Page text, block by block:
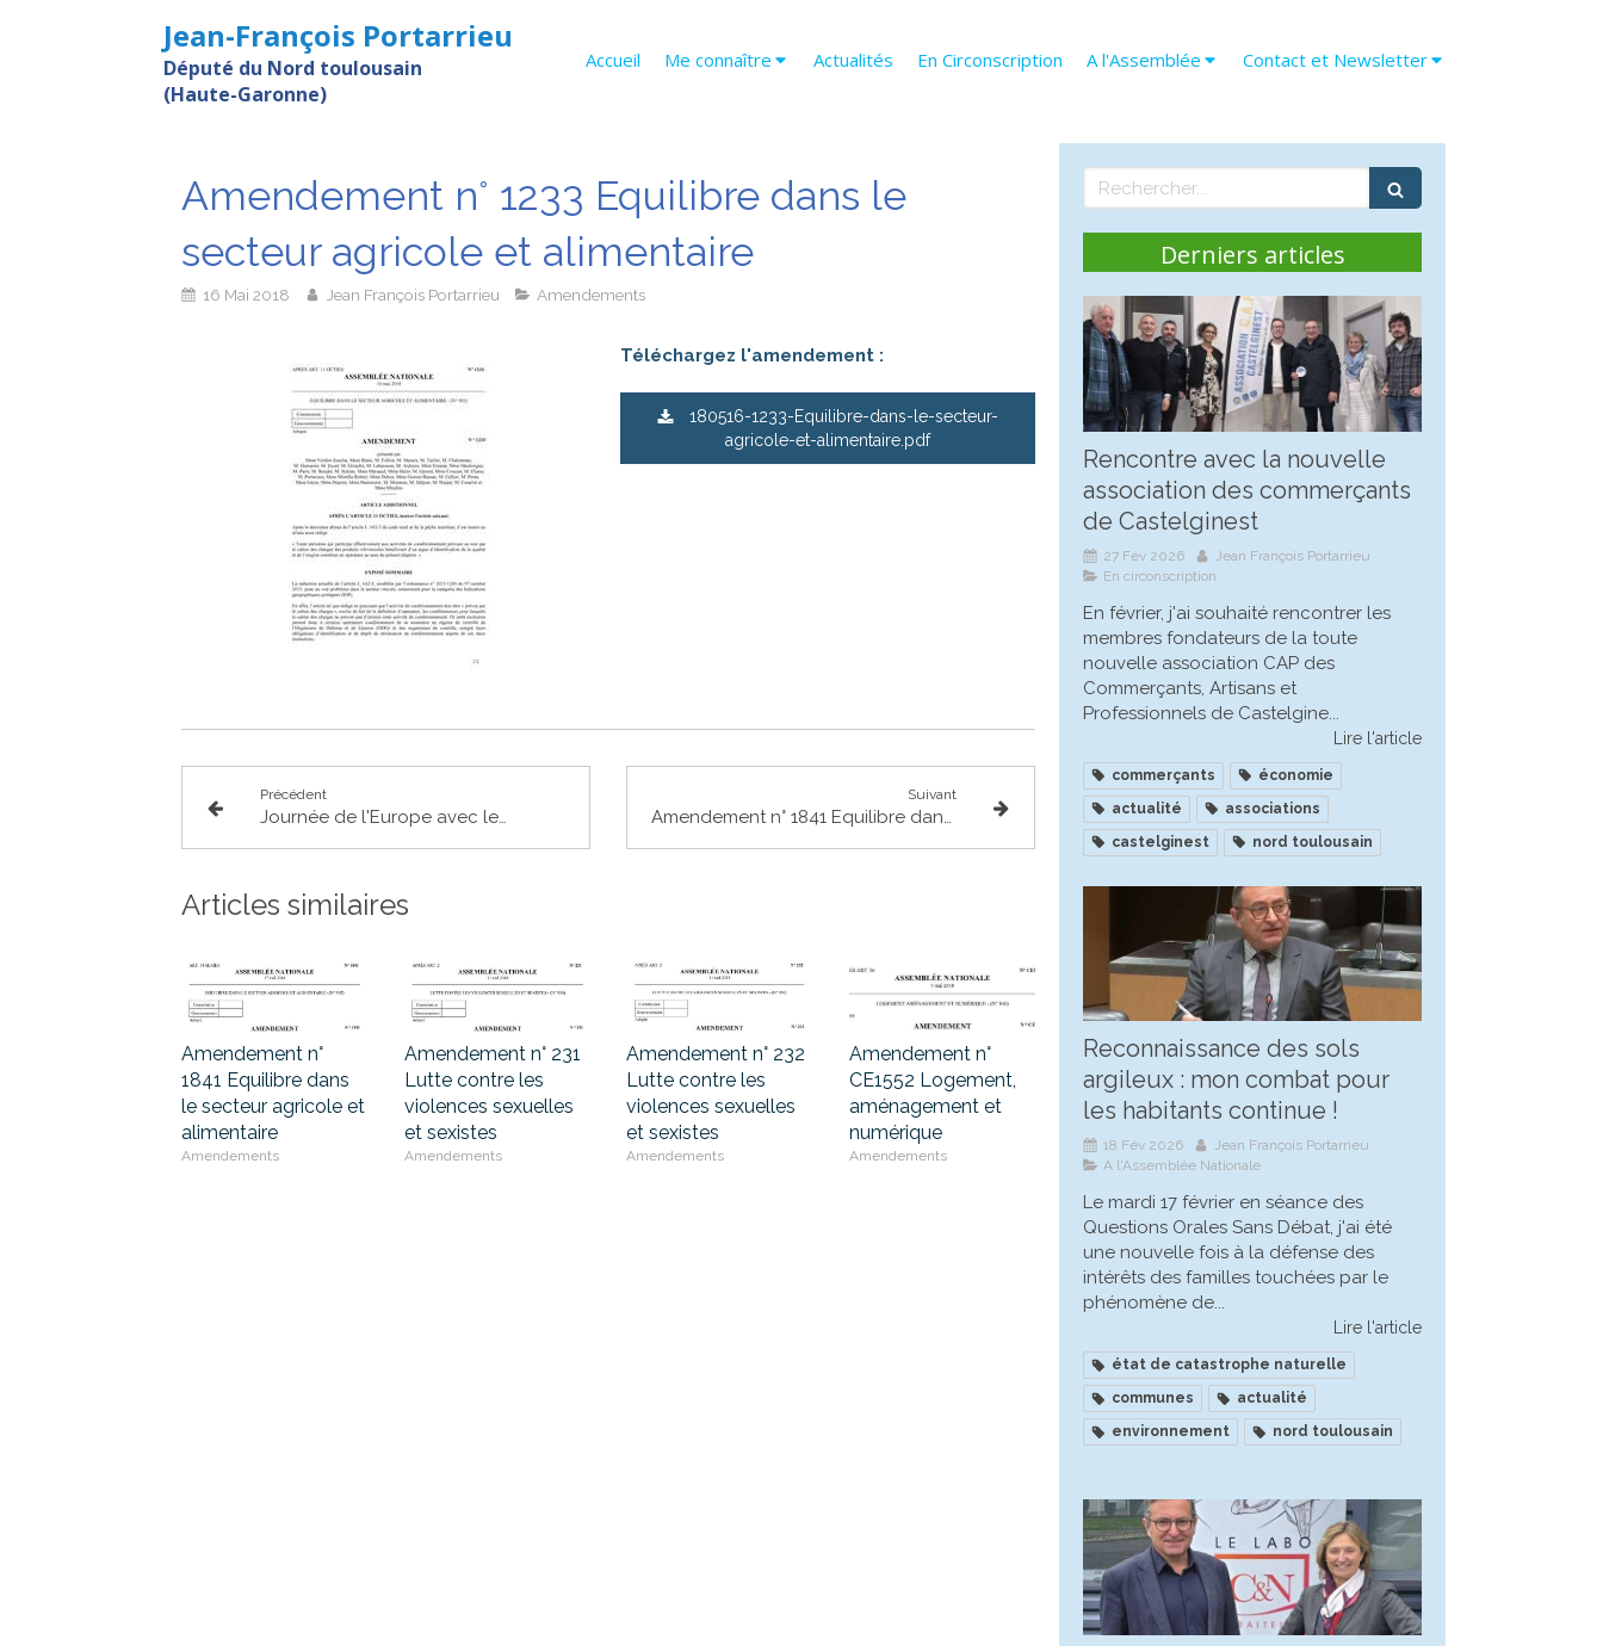
Accueil Me connaître Actualités En Circonscription A l'Assemblée Contact et Newsletter
Jean-François Portarrieu
Député du Nord toulousain
(Haute-Garonne)
Amendement n° 1233 Equilibre dans le
secteur agricole et alimentaire
16 Mai 2018 Jean François Portarrieu Amendements
Téléchargez l'amendement :
180516-1233-Equilibre-dans-le-secteur-
agricole-et-alimentaire.pdf
Précédent
Journée de l'Europe avec le comité de jumelage de Saint-Alban
Suivant
Amendement n° 1841 Equilibre dans le secteur agricole et alimentaire
Articles similaires
Amendement n°
1841 Equilibre dans
le secteur agricole et
alimentaire
Amendements
Amendement n° 231
Lutte contre les
violences sexuelles
et sexistes
Amendements
Amendement n° 232
Lutte contre les
violences sexuelles
et sexistes
Amendements
Amendement n°
CE1552 Logement,
aménagement et
numérique
Amendements
Rechercher
Derniers articles
Rencontre avec la nouvelle
association des commerçants
de Castelginest
27 Fév 2026
Jean François Portarrieu
En circonscription
En février, j'ai souhaité rencontrer les
membres fondateurs de la toute
nouvelle association CAP des
Commerçants, Artisans et
Professionnels de Castelgine...
Lire l'article
commerçants
économie
actualité
associations
castelginest
nord toulousain
Reconnaissance des sols
argileux : mon combat pour
les habitants continue !
18 Fév 2026
Jean François Portarrieu
A l'Assemblée Nationale
Le mardi 17 février en séance des
Questions Orales Sans Débat, j'ai été
une nouvelle fois à la défense des
intérêts des familles touchées par le
phénomène de...
Lire l'article
état de catastrophe naturelle
communes
actualité
environnement
nord toulousain